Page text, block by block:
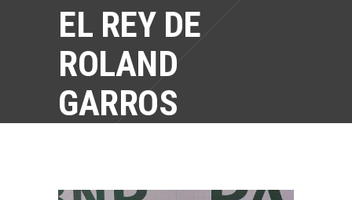
EL REY DE
ROLAND
GARROS